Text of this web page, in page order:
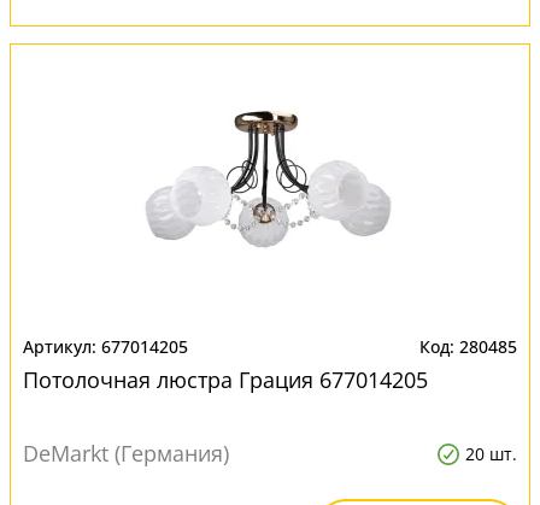
677014205 280485
Потолочная люстра Грация 677014205
DeMarkt (Германия) 20 шт.